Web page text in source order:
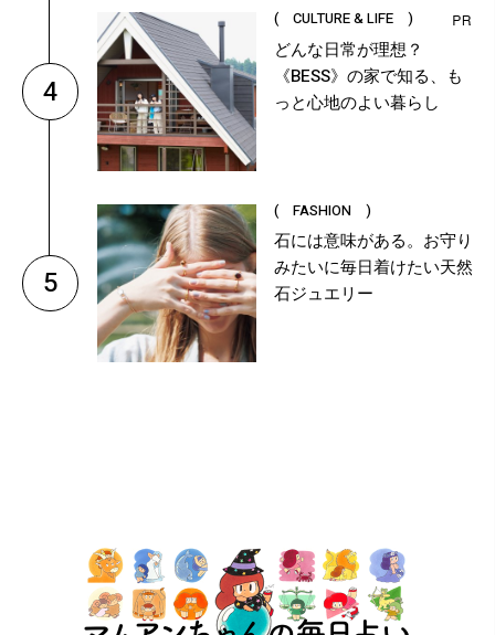
4
( CULTURE & LIFE )
どんな日常が理想？
《BESS》の家で知る、も
っと心地のよい暮らし
5
( FASHION )
石には意味がある。お守り
みたいに毎日着けたい天然
石ジュエリー